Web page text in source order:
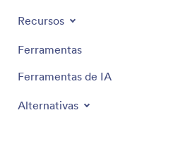
Recursos
Ferramentas
Ferramentas de IA
Alternativas